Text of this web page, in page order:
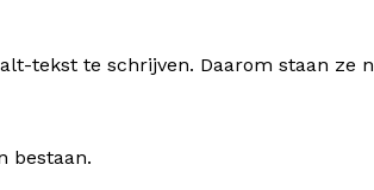
tekst te schrijven. Daarom staan ze
bestaan.